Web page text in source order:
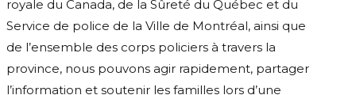
royale du Canada, de la Sûreté du Québec et du
Service de police de la Ville de Montréal, ainsi que
de l’ensemble des corps policiers à travers la
province, nous pouvons agir rapidement, partager
l’information et soutenir les familles lors d’une